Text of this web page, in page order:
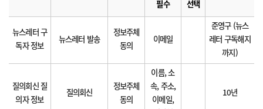
필수
선택
뉴스레터 구
독자 정보
뉴스레터 발송
정보주체
동의
이메일
준영구 (뉴스
레터 구독해지
까지)
질의회신 질
의자 정보
질의회신
정보주체
동의
이름, 소
속, 주소,
이메일,
10년